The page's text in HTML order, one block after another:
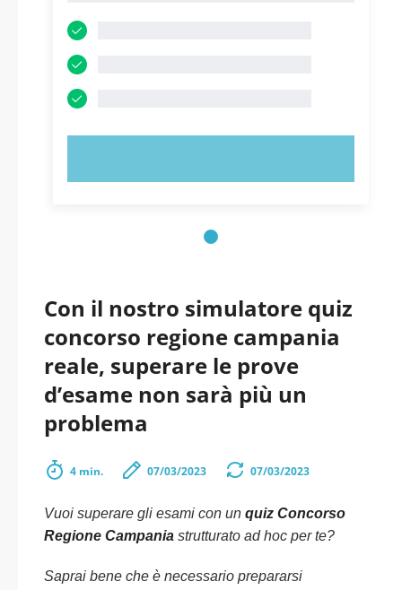
Con il nostro simulatore quiz
concorso regione campania
reale, superare le prove
d’esame non sarà più un
problema
4 min. 07/03/2023 07/03/2023
Vuoi superare gli esami con un quiz Concorso
Regione Campania strutturato ad hoc per te?
Saprai bene che è necessario prepararsi